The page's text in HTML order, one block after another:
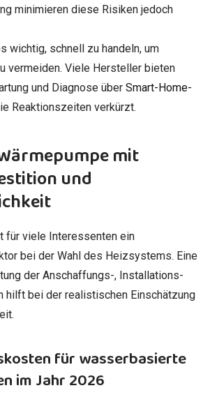
minimieren diese Risiken jedoch
wichtig, schnell zu handeln, um
vermeiden. Viele Hersteller bieten
und Diagnose über Smart-Home-
Reaktionszeiten verkürzt.
mit
und
für viele Interessenten ein
bei der Wahl des Heizsystems. Eine
der Anschaffungs-, Installations-
hilft bei der realistischen Einschätzung
für wasserbasierte
im Jahr 2026